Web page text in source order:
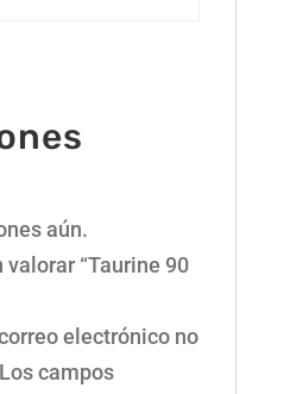
aún.
“Taurine 90
electrónico no
Los campos